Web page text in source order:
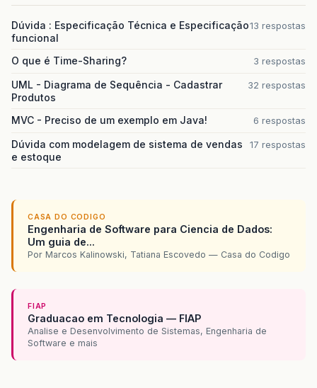
Dúvida : Especificação Técnica e Especificação
funcional
13 respostas
O que é Time-Sharing? 3 respostas
UML - Diagrama de Sequência - Cadastrar
Produtos
32 respostas
MVC - Preciso de um exemplo em Java! 6 respostas
Dúvida com modelagem de sistema de vendas
e estoque
17 respostas
CASA DO CODIGO
Engenharia de Software para Ciencia de Dados:
Um guia de...
Por Marcos Kalinowski, Tatiana Escovedo — Casa do Codigo
FIAP
Graduacao em Tecnologia — FIAP
Analise e Desenvolvimento de Sistemas, Engenharia de
Software e mais